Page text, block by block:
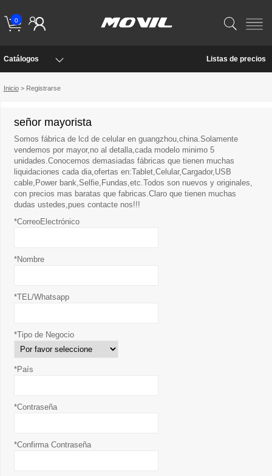
0
Catálogos Listas de precios
Inicio> Registrarse
señor mayorista
Somos fábrica de lcd de celular en guangzhou,china.Solamente
vendemos por mayor,no al detalla,cada modelo minimo 5
unidades.Conocemos demasiadas fábricas que tienen muchas
liquidaciones cada dia,ofertas en:Tablet,Celular,Cargador,USB
cable,Power bank,Selfie,Fundas,etc.Todos son nuevos y originales,
con precios mas baratas que fabricas.Claro que tienen muchas
dudas ustedes,pues contacte nos!!!
*CorreoElectrónico
*Nombre
*TEL/Whatsapp
*Tipo de Negocio
*País
*Contraseña
*Confirma Contraseña